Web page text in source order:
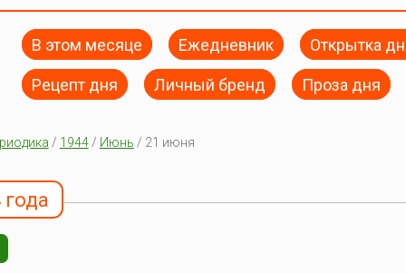
В этом месяце Ежедневник Открытка
Рецепт дня Личный бренд Проза дня
/ 1944/ Июнь / 21 июня